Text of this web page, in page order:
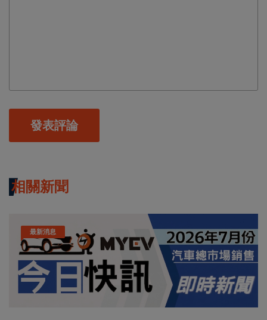
發表評論
相關新聞
最新消息